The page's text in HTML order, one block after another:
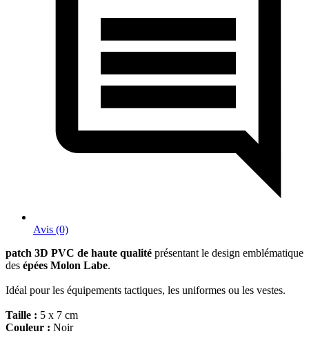
Avis (0)
patch 3D PVC de haute qualité présentant le design emblématique
des épées Molon Labe.
Idéal pour les équipements tactiques, les uniformes ou les vestes.
Taille : 5 x 7 cm
Couleur : Noir